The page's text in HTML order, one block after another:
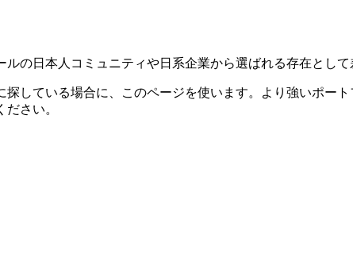
の日本人コミュニティや日系企業から選ばれる存在として
している場合に、このページを使います。より強いポー
さい。